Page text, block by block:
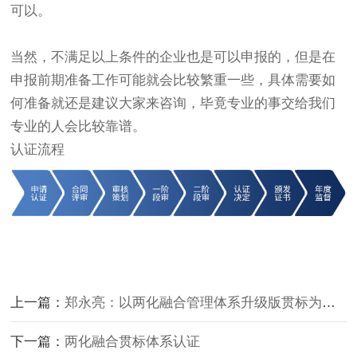
可以。
当然，不满足以上条件的企业也是可以申报的，但是在
申报前期准备工作可能就会比较繁重一些，具体需要如
何准备就还是建议大家来咨询，毕竟专业的事交给我们
专业的人会比较靠谱。
认证流程
上一篇：郑永亮：以两化融合管理体系升级版贯标为抓手，加快推进企业数字化转型
下一篇：两化融合贯标体系认证